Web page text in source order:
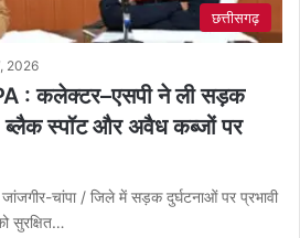
छत्तीसगढ़
2026
: कलेक्टर–एसपी ने ली सड़क
ब्लैक स्पॉट और अवैध कब्जों पर
चांपा / जिले में सड़क दुर्घटनाओं पर प्रभावी
सुरक्षित…